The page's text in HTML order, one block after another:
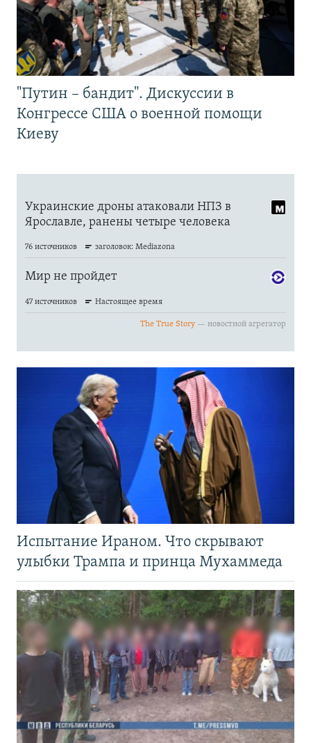
"Путин – бандит". Дискуссии в
Конгрессе США о военной помощи
Киеву
Испытание Ираном. Что скрывают
улыбки Трампа и принца Мухаммеда